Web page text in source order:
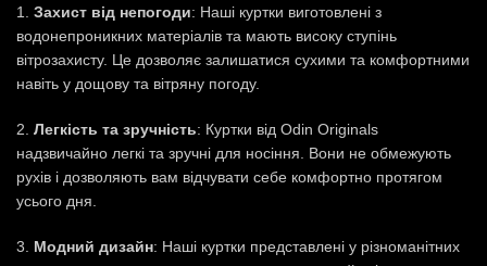
1. Захист від непогоди: Наші куртки виготовлені з
водонепроникних матеріалів та мають високу ступінь
вітрозахисту. Це дозволяє залишатися сухими та комфортними
навіть у дощову та вітряну погоду.
2. Легкість та зручність: Куртки від Odin Originals
надзвичайно легкі та зручні для носіння. Вони не обмежують
рухів і дозволяють вам відчувати себе комфортно протягом
усього дня.
3. Модний дизайн: Наші куртки представлені у різноманітних